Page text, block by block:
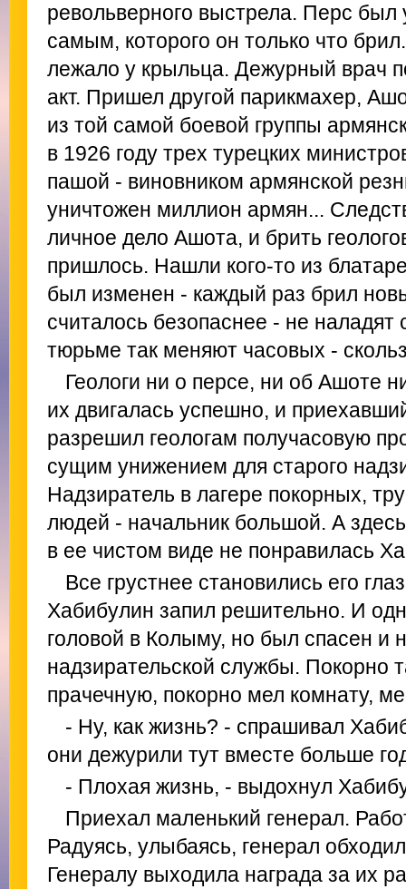
револьверного выстрела. Перс был
самым, которого он только что
лежало у крыльца. Дежурный врач
акт. Пришел другой парикмахер,
из той самой боевой группы
в 1926 году трех турецких
пашой - виновником армянской
уничтожен миллион армян...
личное дело Ашота, и брить
пришлось. Нашли кого-то из
был изменен - каждый раз брил
считалось безопаснее - не наладят
тюрьме так меняют часовых -
Геологи ни о персе, ни об Ашоте
их двигалась успешно, и
разрешил геологам получасовую
сущим унижением для старого
Надзиратель в лагере покорных,
людей - начальник большой. А
в ее чистом виде не понравилась
Все грустнее становились его
Хабибулин запил решительно. И
головой в Колыму, но был спасен и
надзирательской службы. Покорно
прачечную, покорно мел комнату,
- Ну, как жизнь? - спрашивал
они дежурили тут вместе больше
- Плохая жизнь, - выдохнул
Приехал маленький генерал.
Радуясь, улыбаясь, генерал
Генералу выходила награда за их